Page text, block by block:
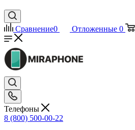
Сравнение0 Отложенные 0
Телефоны
8 (800) 500-00-22